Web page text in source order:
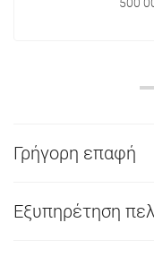
Γρήγορη επαφή
Εξυπηρέτηση